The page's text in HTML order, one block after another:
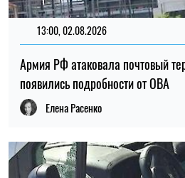
13:00, 02.08.2026
Армия РФ атаковала почтовый
появились подробности от ОВА
Елена Расенко